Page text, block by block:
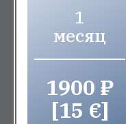
1
месяц
1900 ₽
[15 €]